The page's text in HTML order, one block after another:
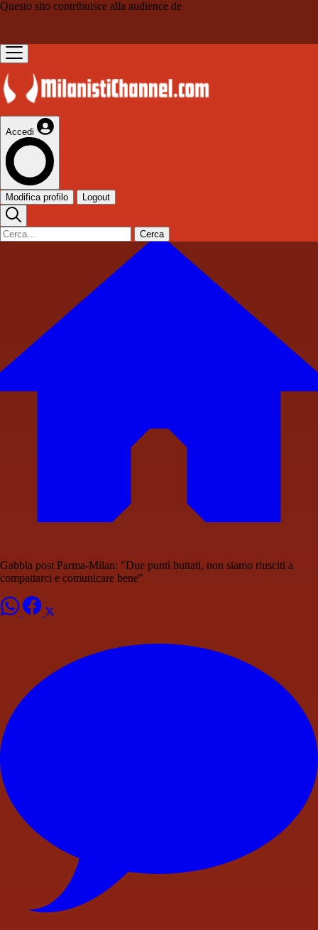
Questo sito contribuisce alla audience de
Accedi
Modifica profilo Logout
Cerca
Gabbia post Parma-Milan: "Due punti buttati, non siamo riusciti a
compattarci e comunicare bene"